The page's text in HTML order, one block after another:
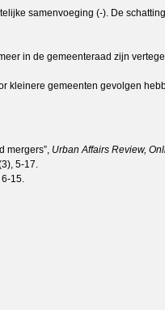
samenvoeging (-). De
in de gemeenteraad zijn
kleinere gemeenten gevolgen
mergers”, Urban Affairs Review,
5-17.
15.